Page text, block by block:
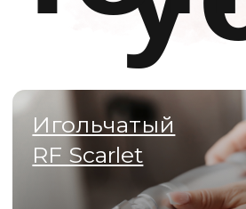
Фотодинамическая
терапия HELEO 4
Индивидуальные уходы Hydropeptide по типу
кожи представляют собой профессиональные
косметические программы, направленные на
восстановление кожи